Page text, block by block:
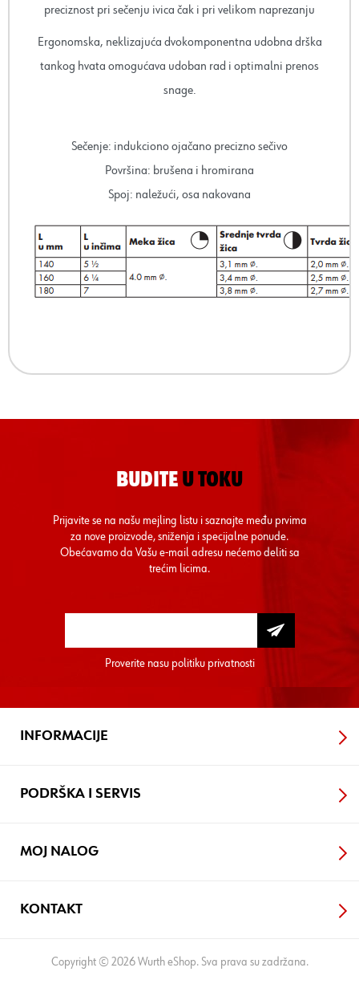
preciznost pri sečenju ivica čak i pri velikom naprezanju
Ergonomska, neklizajuća dvokomponentna udobna drška
tankog hvata omogućava udoban rad i optimalni prenos
snage.
Sečenje: indukciono ojačano precizno sečivo
Površina: brušena i hromirana
Spoj: naležući, osa nakovana
BUDITE U TOKU
Prijavite se na našu mejling listu i saznajte među prvima
za nove proizvode, sniženja i specijalne ponude.
Obećavamo da Vašu e-mail adresu nećemo deliti sa
trećim licima.
Proverite nasu politiku privatnosti
INFORMACIJE
PODRŠKA I SERVIS
MOJ NALOG
KONTAKT
Copyright © 2026 Wurth eShop. Sva prava su zadržana.